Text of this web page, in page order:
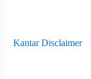
Kantar Disclaimer